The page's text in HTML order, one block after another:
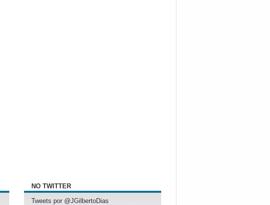
NO TWITTER
Tweets por @JGilbertoDias